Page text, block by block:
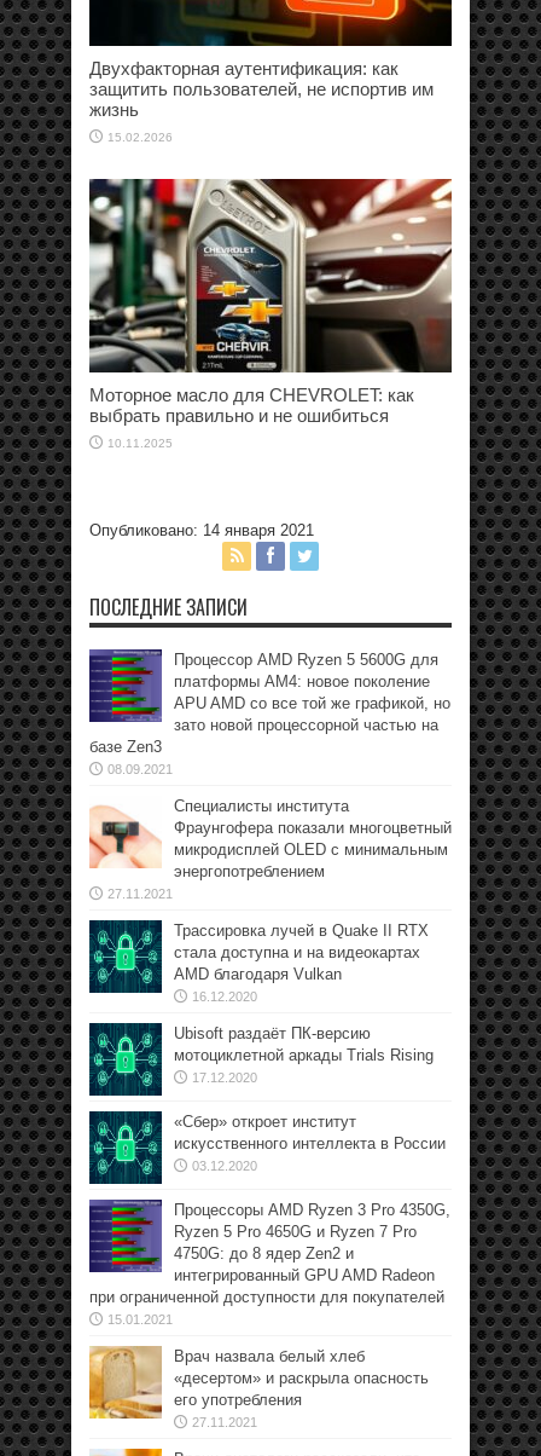
Двухфакторная аутентификация: как
защитить пользователей, не испортив им
жизнь
15.02.2026
Моторное масло для CHEVROLET: как
выбрать правильно и не ошибиться
10.11.2025
Опубликовано: 14 января 2021
ПОСЛЕДНИЕ ЗАПИСИ
Процессор AMD Ryzen 5 5600G для
платформы АМ4: новое поколение
APU AMD со все той же графикой, но
зато новой процессорной частью на
базе Zen3
08.09.2021
Специалисты института
Фраунгофера показали многоцветный
микродисплей OLED с минимальным
энергопотреблением
27.11.2021
Трассировка лучей в Quake II RTX
стала доступна и на видеокартах
AMD благодаря Vulkan
16.12.2020
Ubisoft раздаёт ПК-версию
мотоциклетной аркады Trials Rising
17.12.2020
«Сбер» откроет институт
искусственного интеллекта в России
03.12.2020
Процессоры AMD Ryzen 3 Pro 4350G,
Ryzen 5 Pro 4650G и Ryzen 7 Pro
4750G: до 8 ядер Zen2 и
интегрированный GPU AMD Radeon
при ограниченной доступности для покупателей
15.01.2021
Врач назвала белый хлеб
«десертом» и раскрыла опасность
его употребления
27.11.2021